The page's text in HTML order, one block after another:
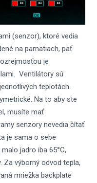
(senzor), ktoré vedia
na pamätiach, päť
je
Ventilátory sú
teplotách.
Na to aby ste
musíte mať
senzory nevedia čítať.
je sama o sebe
jadro iba 65°C,
Za výborný odvod tepla,
mriežka backplate